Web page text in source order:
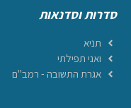
סדרות וסדנאות
תניא
ואני תפילתי
אגרת התשובה - רמב"ם